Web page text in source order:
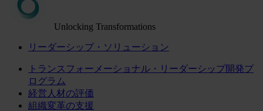
Unlocking Transformations
リーダーシップ・ソリューション
トランスフォーメーショナル・リーダーシップ開発プ
ログラム
経営人材の評価
組織変革の支援